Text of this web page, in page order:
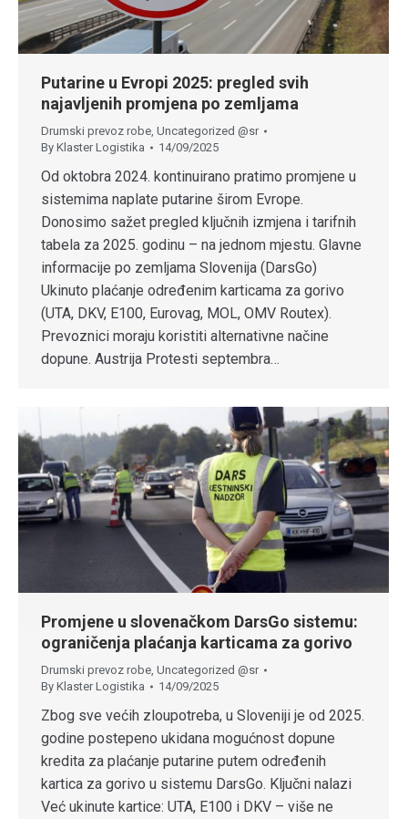
Putarine u Evropi 2025: pregled svih
najavljenih promjena po zemljama
Drumski prevoz robe Uncategorized @sr
By Klaster Logistika 14/09/2025
Od oktobra 2024. kontinuirano pratimo promjene u
sistemima naplate putarine širom Evrope.
Donosimo sažet pregled ključnih izmjena i tarifnih
tabela za 2025. godinu – na jednom mjestu. Glavne
informacije po zemljama Slovenija (DarsGo)
Ukinuto plaćanje određenim karticama za gorivo
(UTA, DKV, E100, Eurovag, MOL, OMV Routex).
Prevoznici moraju koristiti alternativne načine
dopune. Austrija Protesti septembra…
Promjene u slovenačkom DarsGo sistemu:
ograničenja plaćanja karticama za gorivo
Drumski prevoz robe Uncategorized @sr
By Klaster Logistika 14/09/2025
Zbog sve većih zloupotreba, u Sloveniji je od 2025.
godine postepeno ukidana mogućnost dopune
kredita za plaćanje putarine putem određenih
kartica za gorivo u sistemu DarsGo. Ključni nalazi
Već ukinute kartice: UTA, E100 i DKV – više ne